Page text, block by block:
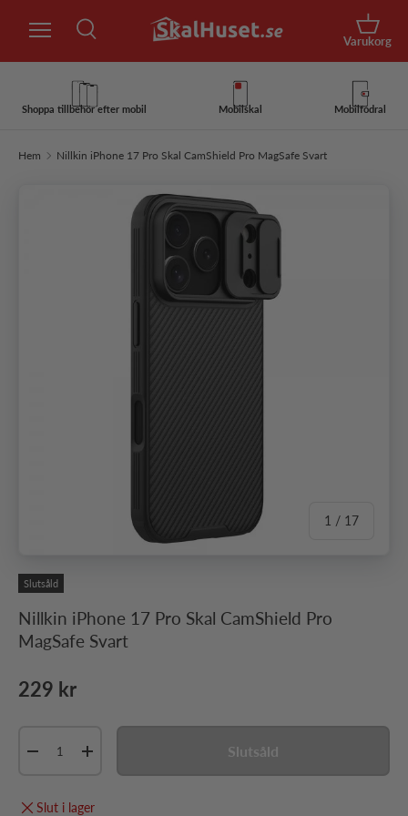
Hoppa till innehåll
Sök
Korg
Varukorg
Shoppa tillbehör efter mobil Mobilskal Mobilfodral
Hem Nillkin iPhone 17 Pro Skal CamShield Pro MagSafe Svart
Hoppa till produktinformation
1 / av
17
Slutsåld
Nillkin iPhone 17 Pro Skal CamShield Pro
MagSafe Svart
Ordinarie pris
229 kr
Minska antalÖka antal Slutsåld
Slut i lager